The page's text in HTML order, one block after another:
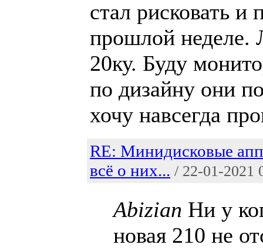
стал рисковать и
прошлой неделе.
20ку. Буду
по дизайну они
хочу навсегда
RE: Минидисковые
всё о них... / 22-01-2021
Abizian Ни у
новая 210 не